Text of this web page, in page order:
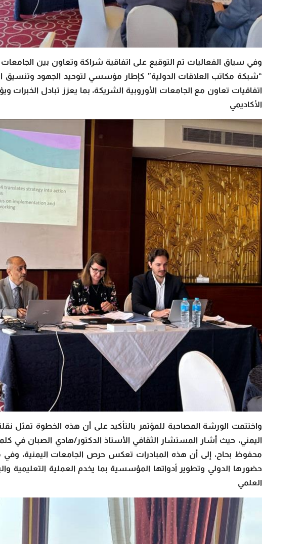
وفي سياق الفعاليات تم التوقيع على اتفاقية شراكة وتعاون بين
“شبكة مكاتب العلاقات الدولية” كإطار مؤسسي لتوحيد الجهود وتنسيق
اتفاقيات تعاون مع الجامعات الأوروبية الشريكة، بما يعزز تبادل
الأكاديمي
واختتمت الورشة المصاحبة للمؤتمر بالتأكيد على أن هذه الخطوة تمثل
اليمني، حيث أشار المستشار الثقافي الأستاذ الدكتور/هادي الصبان في
محفوظ بحاح، إلى أن هذه المبادرات تعكس حرص الجامعات اليمنية، وفي
حضورها الدولي وتطوير أدواتها المؤسسية بما يخدم العملية التعليمية
العلمي